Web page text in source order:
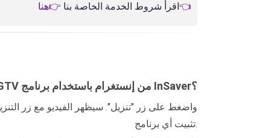
اقرأ شروط الخدمة الخاصة بنا👉هنا👈
كيف يمكنني تنزيل فيديوهات IGTV من إنستغرام باستخدام برنامج InSaver؟
تثبيت أي برنامج.